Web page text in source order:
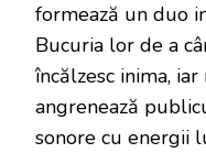
formează un duo
Bucuria lor de a
încălzesc inima,
angrenează
sonore cu energii